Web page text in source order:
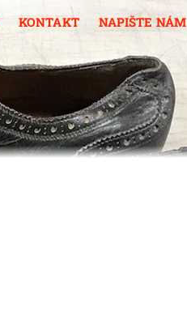
KONTAKT NAPIŠTE NÁM